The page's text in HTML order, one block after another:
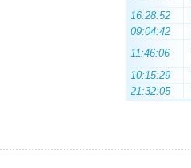
16:28:52
09:04:42
11:46:06
10:15:29
21:32:05